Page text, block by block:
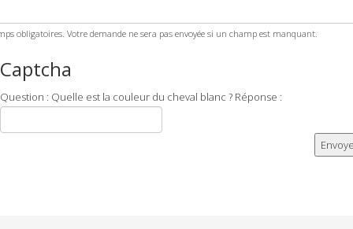
obligatoires. Votre demande ne sera pas envoyée si un champ est manquant.
Captcha
Question : Quelle est la couleur du cheval blanc ? Réponse :